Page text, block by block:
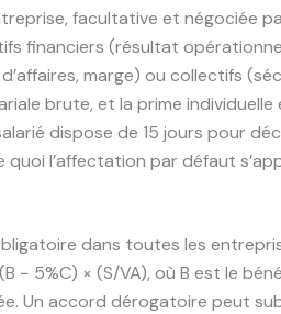
facultative et négociée
financiers (résultat
marge) ou collectifs
brute, et la prime
dispose de 15 jours pour
l’affectation par défaut
dans toutes les
− 5%C) × (S/VA), où B est le
Un accord dérogatoire peut